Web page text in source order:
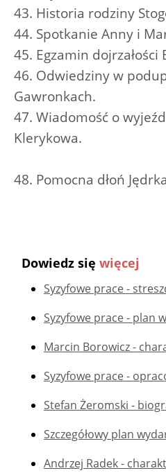
43. Historia rodziny
44. Spotkanie Anny i
45. Egzamin dojrzałości
46. Odwiedziny w
Gawronkach.
47. Wiadomość o
Klerykowa.
48. Pomocna dłoń
Dowiedz się więcej
Syzyfowe prace -
Syzyfowe prace - plan
Marcin Borowicz -
Syzyfowe prace -
Stefan Żeromski -
Szczegółowy plan
Andrzej Radek -